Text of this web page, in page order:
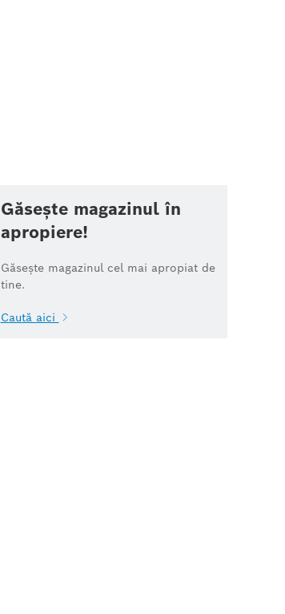
Găsește magazinul în
apropiere!
Găsește magazinul cel mai apropiat de
tine.
Caută aici